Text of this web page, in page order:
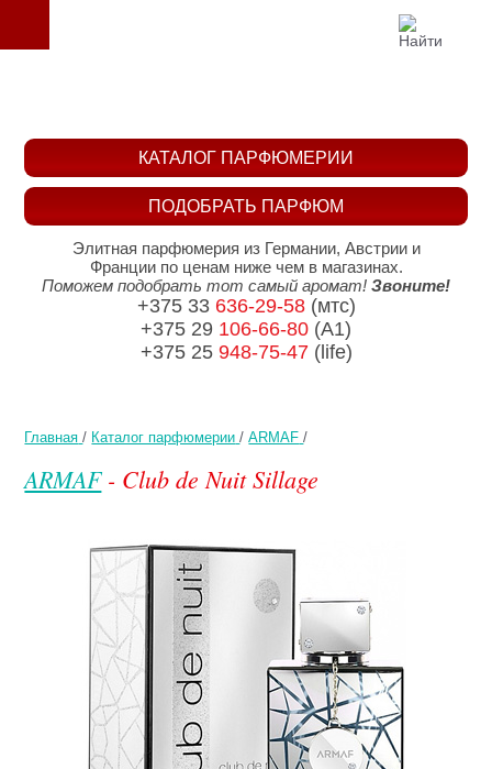
Главная / Каталог парфюмерии /ARMAF /
ARMAF- Club de Nuit Sillage
ПОДОБРАТЬ ПАРФЮМ
КАТАЛОГ ПАРФЮМЕРИИ
Элитная парфюмерия из Германии, Австрии и
Франции по ценам ниже чем в магазинах.
Поможем подобрать тот самый аромат! Звоните!
+375 33 636-29-58(мтс)
+375 29 106-66-80 (A1)
+375 25 948-75-47(life)